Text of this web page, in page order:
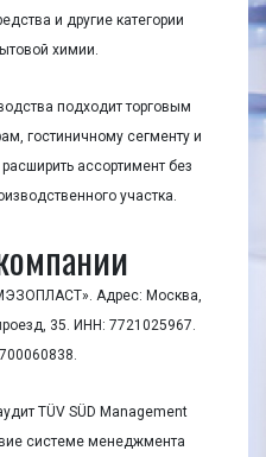
и другие категории
химии.
подходит торговым
гостиничному сегменту и
ассортимент без
участка.
Адрес: Москва,
35. ИНН: 7721025967.
TÜV SÜD Management
системе менеджмента